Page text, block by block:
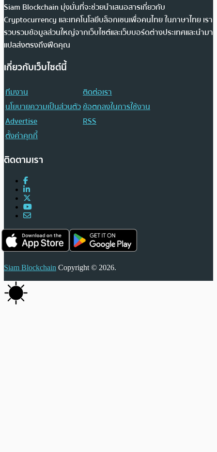
Siam Blockchain มุ่งมั่นที่จะช่วยนำเสนอสารเกี่ยวกับ
Cryptocurrency และเทคโนโลยีบล็อกเชนเพื่อคนไทย ในภาษาไทย เรา
รวบรวมข้อมูลส่วนใหญ่จากเว็บไซต์และเว็บบอร์ดต่างประเทศและนำมา
แปลส่งตรงถึงฟีดคุณ
เกี่ยวกับเว็บไซต์นี้
ทีมงาน
ติดต่อเรา
นโยบายความเป็นส่วนตัวข้อตกลงในการใช้งาน
Advertise
RSS
ตั้งค่าคุกกี้
ติดตามเรา
Siam Blockchain Copyright © 2026.